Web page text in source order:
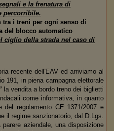
e la frenatura di
percorribile.
i treni per ogni senso di
del blocco automatico
ciglio della strada nel caso di
recente dell'EAV ed arriviamo al
191, in piena campagna elettorale
la vendita a bordo treno dei biglietti
come informativa, in quanto
regolamento CE 1371/2007 e
il regime sanzionatorio, dal D.Lgs.
aziendale, una disposizione